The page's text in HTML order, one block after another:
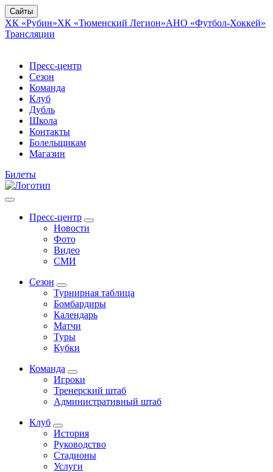
Сайты
ХК «Рубин»ХК «Тюменский Легион»АНО «Футбол-Хоккей»
Трансляции
Пресс-центр
Сезон
Команда
Клуб
Дубль
Школа
Контакты
Болельщикам
Магазин
Билеты
Пресс-центр
Новости
Фото
Видео
СМИ
Сезон
Турнирная таблица
Бомбардиры
Календарь
Матчи
Туры
Кубки
Команда
Игроки
Тренерский штаб
Административный штаб
Клуб
История
Руководство
Стадионы
Услуги